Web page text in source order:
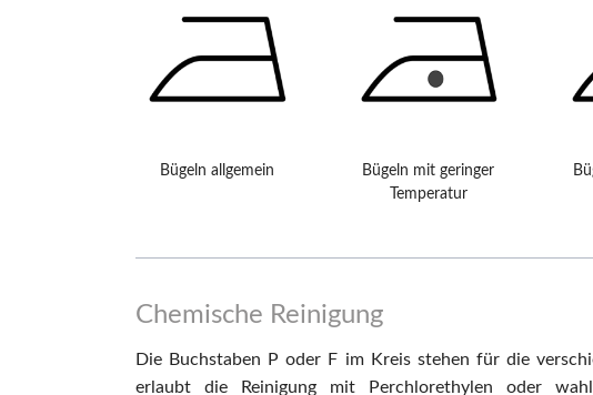
Bügeln allgemein
Bügeln mit geringer
Temperatur
Chemische Reinigung
Die Buchstaben P oder F im Kreis stehen für die
erlaubt die Reinigung mit Perchlorethylen oder